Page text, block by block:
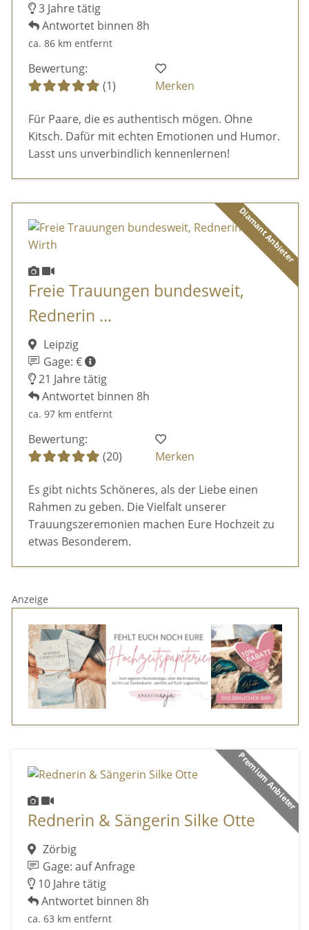
3 Jahre tätig
Antwortet binnen 8h
ca. 86 km entfernt
Bewertung:
(1)
Merken
Für Paare, die es authentisch mögen. Ohne
Kitsch. Dafür mit echten Emotionen und Humor.
Lasst uns unverbindlich kennenlernen!
Diamant Anbieter
Freie Trauungen bundesweit,
Rednerin ...
Leipzig
Gage: €
21 Jahre tätig
Antwortet binnen 8h
ca. 97 km entfernt
Bewertung:
(20)
Merken
Es gibt nichts Schöneres, als der Liebe einen
Rahmen zu geben. Die Vielfalt unserer
Trauungszeremonien machen Eure Hochzeit zu
etwas Besonderem.
Anzeige
Premium Anbieter
Rednerin & Sängerin Silke Otte
Zörbig
Gage: auf Anfrage
10 Jahre tätig
Antwortet binnen 8h
ca. 63 km entfernt